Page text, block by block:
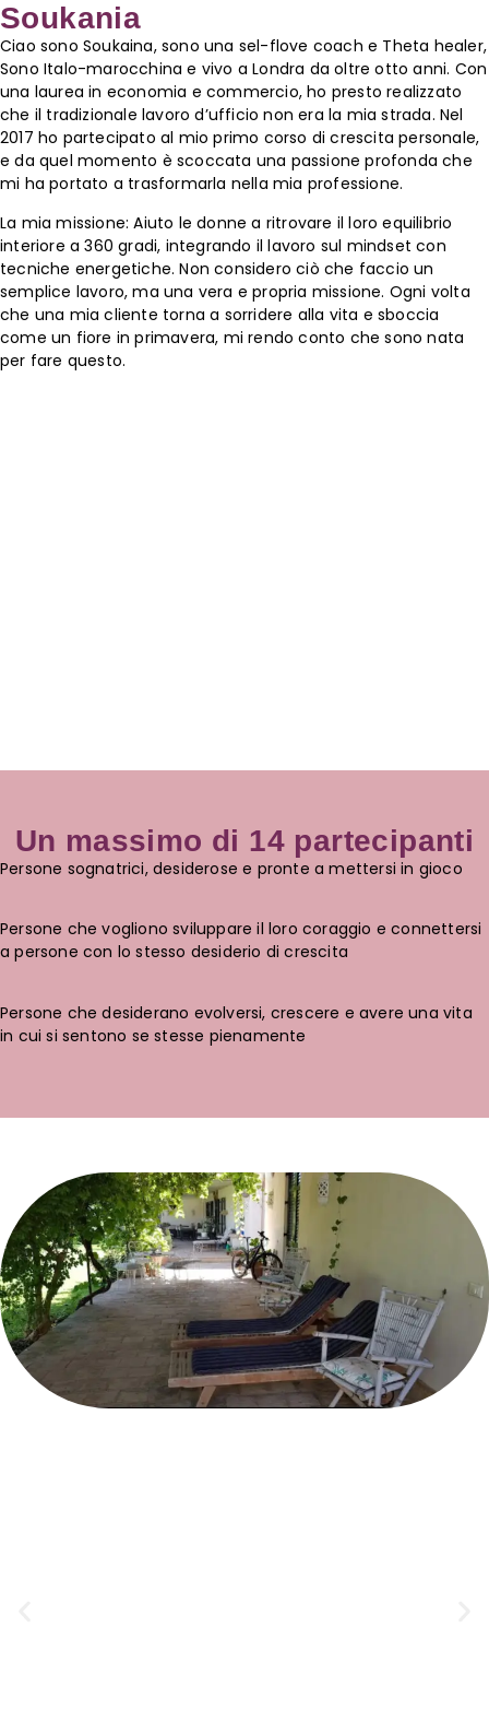
Soukania
Ciao sono Soukaina, sono una sel-flove coach e Theta healer,
Sono Italo-marocchina e vivo a Londra da oltre otto anni. Con
una laurea in economia e commercio, ho presto realizzato
che il tradizionale lavoro d’ufficio non era la mia strada. Nel
2017 ho partecipato al mio primo corso di crescita personale,
e da quel momento è scoccata una passione profonda che
mi ha portato a trasformarla nella mia professione.
La mia missione: Aiuto le donne a ritrovare il loro equilibrio
interiore a 360 gradi, integrando il lavoro sul mindset con
tecniche energetiche. Non considero ciò che faccio un
semplice lavoro, ma una vera e propria missione. Ogni volta
che una mia cliente torna a sorridere alla vita e sboccia
come un fiore in primavera, mi rendo conto che sono nata
per fare questo.
Un massimo di 14 partecipanti
Persone sognatrici, desiderose e pronte a mettersi in gioco
Persone che vogliono sviluppare il loro coraggio e connettersi
a persone con lo stesso desiderio di crescita
Persone che desiderano evolversi, crescere e avere una vita
in cui si sentono se stesse pienamente